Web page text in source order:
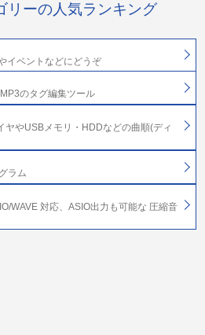
リーの人気ランキング
イベントなどにどうぞ
のタグ編集ツール
ヤやUSBメモリ・HDDなどの曲順(ディ
ラム
WAVE 対応、ASIO出力も可能な 圧縮音